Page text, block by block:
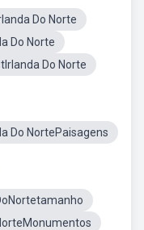
Do Norte
Do Norte
Do Norte
Do NortePaisagens